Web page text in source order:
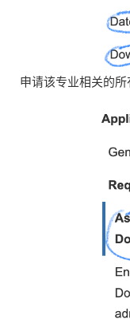
申请该专业相关的